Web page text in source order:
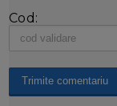
Cod: